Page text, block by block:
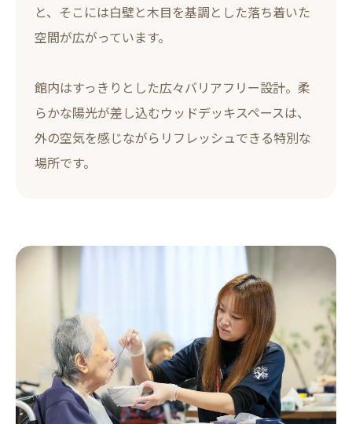
と、そこには白壁と木目を基調とした落ち着いた
空間が広がっています。
館内はすっきりとした広々バリアフリー設計。柔
らかな陽光が差し込むウッドデッキスペースは、
外の空気を感じながらリフレッシュできる特別な
場所です。